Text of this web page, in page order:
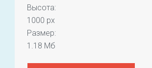
Высота:
1000 px
Размер:
1.18 Мб